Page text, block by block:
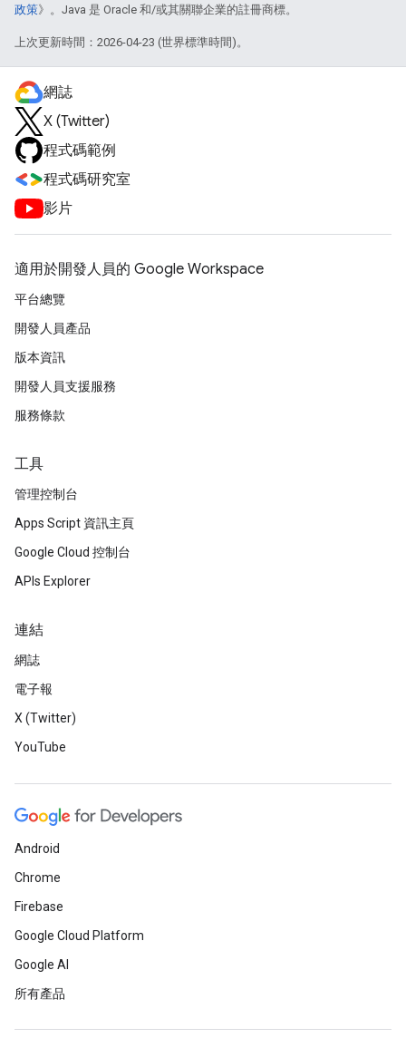
政策》。Java 是 Oracle 和/或其關聯企業的註冊商標。
上次更新時間：2026-04-23 (世界標準時間)。
網誌
X (Twitter)
程式碼範例
程式碼研究室
影片
適用於開發人員的 Google Workspace
平台總覽
開發人員產品
版本資訊
開發人員支援服務
服務條款
工具
管理控制台
Apps Script 資訊主頁
Google Cloud 控制台
APIs Explorer
連結
網誌
電子報
X (Twitter)
YouTube
Android
Chrome
Firebase
Google Cloud Platform
Google AI
所有產品